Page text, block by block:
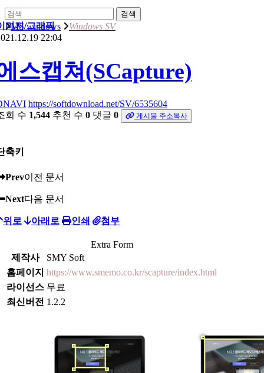
검색
MS windows Windows SV
미지/그래픽
22:04
스캡쳐(SCapture)
https://softdownload.net/SV/6535604
회 수 1,544 추천 수 0 댓글 0 게시물 주소복사
축키
Prev이전 문서
Next다음 문서
위로 아래로 인쇄 첨부
Extra Form
제작사
SMY Soft
홈페이지 https://www.smemo.co.kr/scapture/index.html
라이선스 무료
최신버전 1.2.2